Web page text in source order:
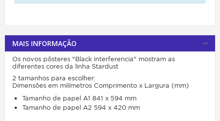
MAIS INFORMAÇÃO
Os novos pôsteres "Black interferencia" mostram as
diferentes cores da linha Stardust
2 tamanhos para escolher:
Dimensões em milímetros Comprimento x Largura (mm)
Tamanho de papel A1 841 x 594 mm
Tamanho de papel A2 594 x 420 mm